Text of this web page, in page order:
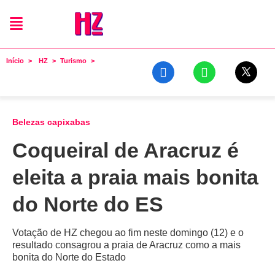
Início HZ Turismo
Belezas capixabas
Coqueiral de Aracruz é
eleita a praia mais bonita
do Norte do ES
Votação de HZ chegou ao fim neste domingo (12) e o
resultado consagrou a praia de Aracruz como a mais
bonita do Norte do Estado